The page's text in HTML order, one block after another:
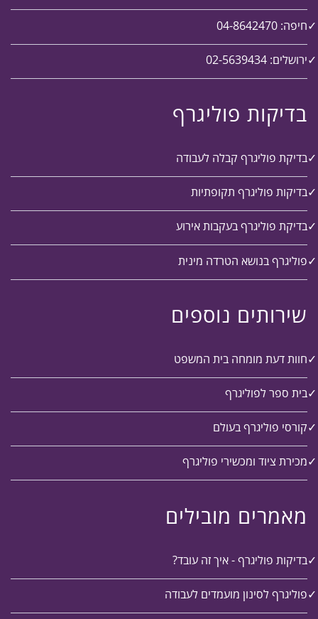
חיפה: 04-8642470
ירושלים: 02-5639434
בדיקות פוליגרף
בדיקת פוליגרף קבלה לעבודה
בדיקות פוליגרף תקופתיות
בדיקת פוליגרף בעקבות אירוע
פוליגרף בנושא הטרדה מינית
שירותים נוספים
חוות דעת מומחה בית המשפט
בית ספר לפוליגרף
קורסי פוליגרף בעולם
מכירת ציוד ומכשירי פוליגרף
מאמרים מובילים
בדיקות פוליגרף - איך זה עובד?
פוליגרף לסינון מועמדים לעבודה